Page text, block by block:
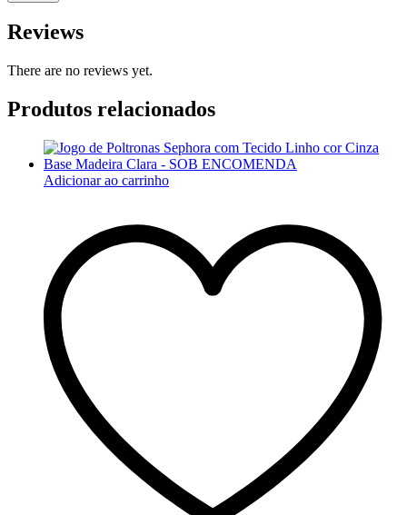
Reviews
There are no reviews yet.
Produtos relacionados
Adicionar ao carrinho